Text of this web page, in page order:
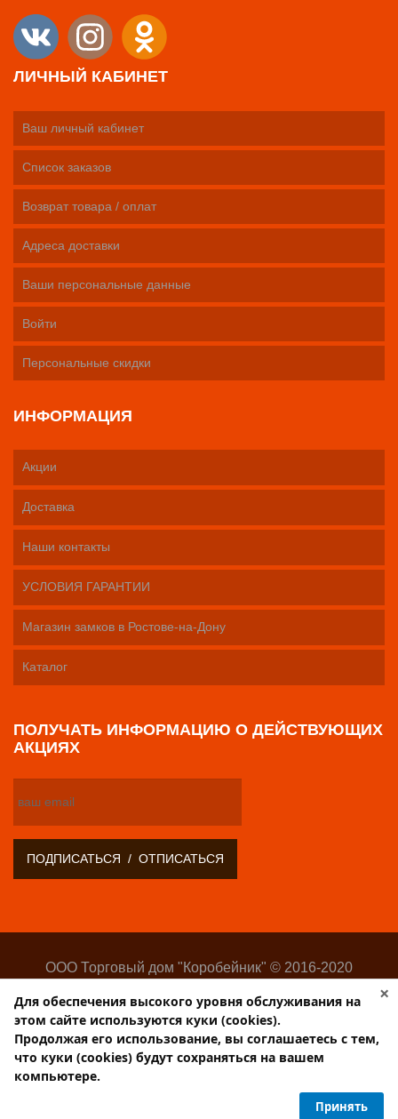
ЛИЧНЫЙ КАБИНЕТ
Ваш личный кабинет
Список заказов
Возврат товара / оплат
Адреса доставки
Ваши персональные данные
Войти
Персональные скидки
ИНФОРМАЦИЯ
Акции
Доставка
Наши контакты
УСЛОВИЯ ГАРАНТИИ
Магазин замков в Ростове-на-Дону
Каталог
ПОЛУЧАТЬ ИНФОРМАЦИЮ О ДЕЙСТВУЮЩИХ
АКЦИЯХ
ООО Торговый дом "Коробейник" © 2016-2020
изделий
Разработка:Web-студия Websilon
Поддержка сайта —ООО «Центр-Интернет»
Торговый дом КОРОБЕЙНИК
×
Для обеспечения высокого уровня обслуживания на
этом сайте используются куки (cookies).
Продолжая его использование, вы соглашаетесь с тем,
что куки (cookies) будут сохраняться на вашем
компьютере.
Принять